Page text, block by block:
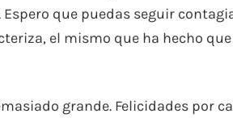
que puedas seguir
el mismo que ha hecho
grande. Felicidades por